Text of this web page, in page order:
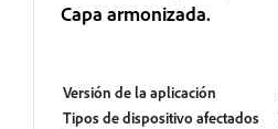
Capa armonizada.
Versión de la aplicación
Tipos de dispositivo afectados